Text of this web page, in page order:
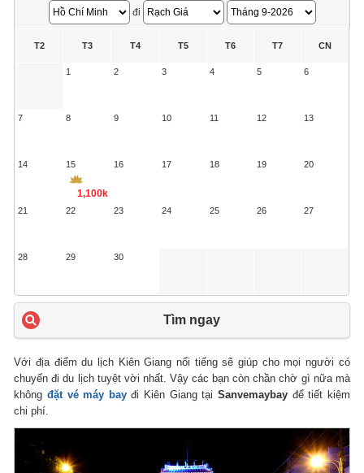
đi
T2 T3 T4 T5 T6 T7 CN
1 2 3 4 5 6
7 8 9 10 11 12 13
14 15
1,100k
16 17 18 19 20
21 22 23 24 25 26 27
28 29 30
Tìm ngay
Với địa điểm du lịch Kiên Giang nổi tiếng sẽ giúp cho mọi người có
chuyến đi du lịch tuyệt vời nhất. Vậy các bạn còn chần chờ gì nữa mà
không đặt vé máy bayđi Kiên Giang tại Sanvemaybayđể tiết kiệm
chi phí.